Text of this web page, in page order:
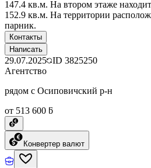
147.4 кв.м. На втором этаже
152.9 кв.м. На территории
парник.
Контакты
Написать
29.07.2025 ID 3825250
Агентство
рядом с Осиповичский р-н
от 513 600 ƃ
Конвертер валют